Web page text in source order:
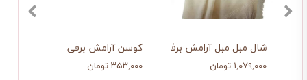
کوسن آرامش برفی
۳۵۳,۰۰۰ تومان
شال مبل مبل آرامش برفی
۱,۰۷۹,۰۰۰ تومان